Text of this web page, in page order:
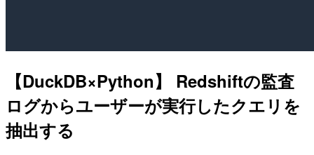
【DuckDB×Python】 Redshiftの監査
ログからユーザーが実行したクエリを
抽出する